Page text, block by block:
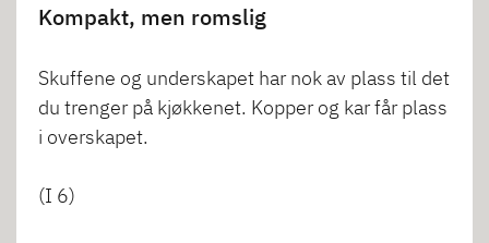
Kompakt, men romslig
Skuffene og underskapet har nok av plass til det
du trenger på kjøkkenet. Kopper og kar får plass
i overskapet.
(I 6)